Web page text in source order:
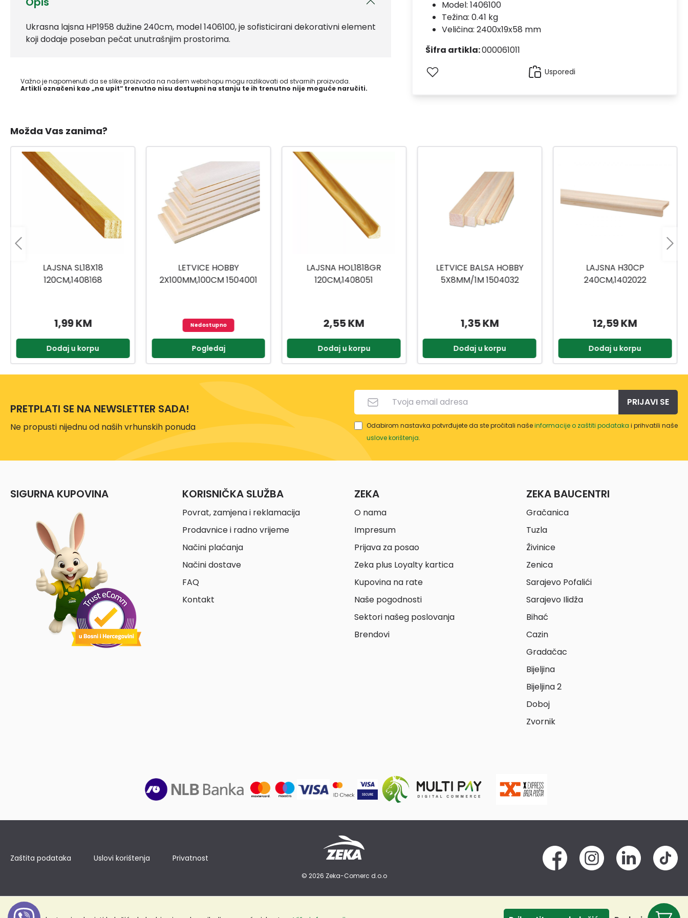
Ukrasna lajsna HP1958 dužine 240cm, model 1406100, je sofisticirani dekorativni element
koji dodaje poseban pečat unutrašnjim prostorima.
Važno je napomenuti da se slike proizvoda na našem webshopu mogu razlikovati od stvarnih proizvoda.
Artikli označeni kao „na upit“ trenutno nisu dostupni na stanju te ih trenutno nije moguće naručiti.
Model: 1406100
Težina: 0.41 kg
Veličina: 2400x19x58 mm
Šifra artikla:000061011
Usporedi
Možda Vas zanima?
LETVICE HOBBY
2X100MM,100CM 1504001
Nedostupno
Pogledaj
LAJSNA HOL1818GR
120CM,1408051
2,55 KM
Dodaj u korpu
LETVICE BALSA HOBBY
5X8MM/1M 1504032
1,35 KM
Dodaj u korpu
LAJSNA H30CP
240CM,1402022
12,59 KM
Dodaj u korpu
DASKA SL28X28VTA
240CM,1503101
8,95 KM
Dodaj u korpu
PRETPLATI SE NA NEWSLETTER SADA!
Ne propusti nijednu od naših vrhunskih ponuda
PRIJAVI SE
Odabirom nastavka potvrđujete da ste pročitali našeinformacije o zaštiti podataka i prihvatili naše
uslove korištenja.
SIGURNA KUPOVINA KORISNIČKA SLUŽBA
Povrat, zamjena i reklamacija
Prodavnice i radno vrijeme
Načini plaćanja
Načini dostave
FAQ
Kontakt
ZEKA
O nama
Impresum
Prijava za posao
Zeka plus Loyalty kartica
Kupovina na rate
Naše pogodnosti
Sektori našeg poslovanja
Brendovi
ZEKA BAUCENTRI
Gračanica
Tuzla
Živinice
Zenica
Sarajevo Pofalići
Sarajevo Ilidža
Bihać
Cazin
Gradačac
Bijeljina
Bijeljina 2
Doboj
Zvornik
Zaštita podataka Uslovi korištenja Privatnost
© 2026 Zeka-Comerc d.o.o